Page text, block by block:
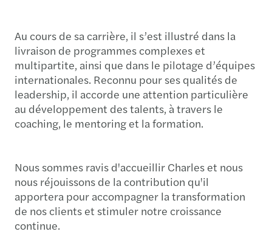
Au cours de sa carrière, il s’est illustré dans la
livraison de programmes complexes et
multipartite, ainsi que dans le pilotage d’équipes
internationales. Reconnu pour ses qualités de
leadership, il accorde une attention particulière
au développement des talents, à travers le
coaching, le mentoring et la formation.
Nous sommes ravis d'accueillir Charles et nous
nous réjouissons de la contribution qu'il
apportera pour accompagner la transformation
de nos clients et stimuler notre croissance
continue.